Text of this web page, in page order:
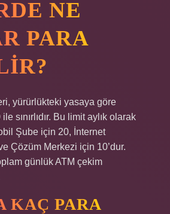
NE
PARA
yürürlükteki yasaya göre
sınırlıdır. Bu limit aylık olarak
Şube için 20, İnternet
Çözüm Merkezi için 10’dur.
günlük ATM çekim
KAÇ PARA